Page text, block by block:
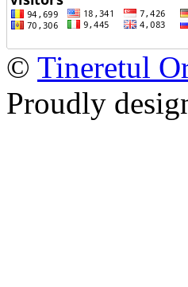
© Tineretul
Proudly